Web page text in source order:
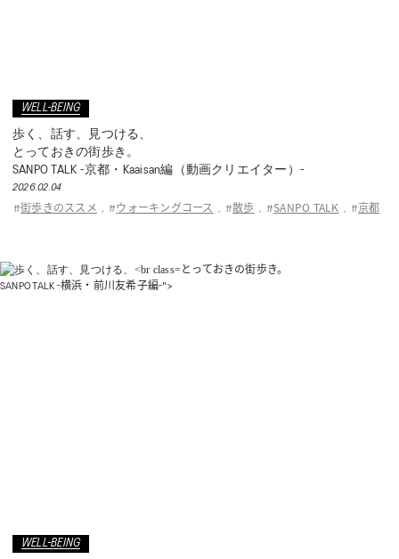
WELL-BEING
歩く、話す、見つける、
とっておきの街歩き。
SANPO TALK -京都・Kaaisan編（動画クリエイター）-
2026.02.04
#街歩きのススメ , # ウォーキングコース , #散歩 , # SANPO TALK , #京都
とっておきの街歩き。
SANPO TALK -横浜・前川友希子編-">
WELL-BEING